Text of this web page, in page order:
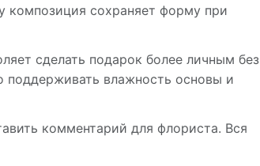
композиция сохраняет форму при
сделать подарок более личным без
поддерживать влажность основы и
комментарий для флориста. Вся